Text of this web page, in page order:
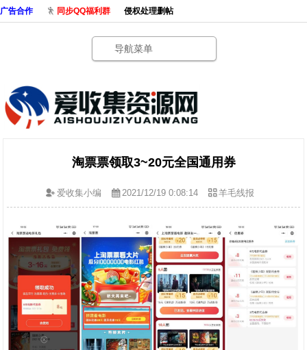
广告合作 同步QQ福利群 侵权处理删帖
导航菜单
淘票票领取3~20元全国通用券
爱收集小编 2021/12/19 0:08:14 羊毛线报